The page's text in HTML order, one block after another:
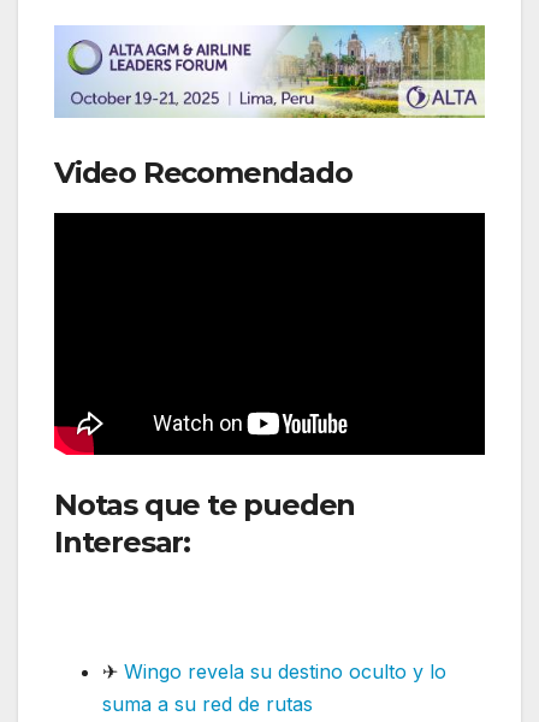
Video Recomendado
Notas que te pueden
Interesar:
✈ Wingo revela su destino oculto y lo
suma a su red de rutas